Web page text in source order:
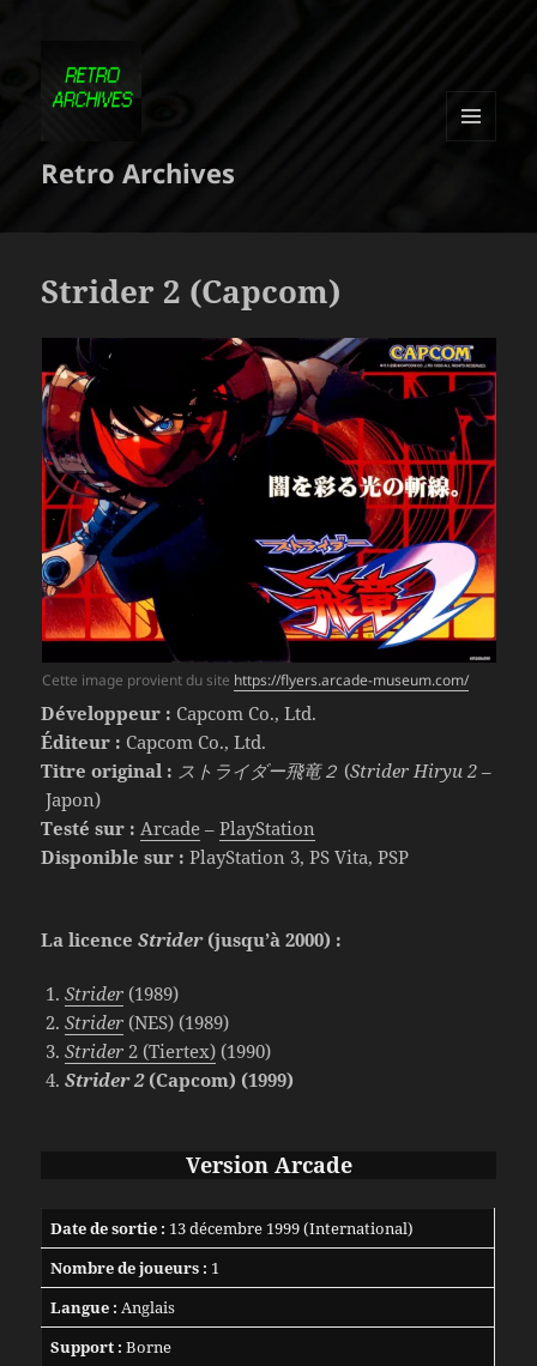
Retro Archives
Strider 2 (Capcom)
Cette image provient du site https://flyers.arcade-museum.com/
Développeur : Capcom Co., Ltd.
Éditeur : Capcom Co., Ltd.
Titre original : ストライダー飛竜２ (Strider Hiryu 2 –
Japon)
Testé sur : Arcade –PlayStation
Disponible sur : PlayStation 3, PS Vita, PSP
La licenceStrider(jusqu’à 2000) :
Strider (1989)
Strider (NES) (1989)
Strider2 (Tiertex) (1990)
Strider 2(Capcom) (1999)
Version Arcade
Date de sortie : 13 décembre 1999 (International)
Nombre de joueurs : 1
Langue : Anglais
Support : Borne